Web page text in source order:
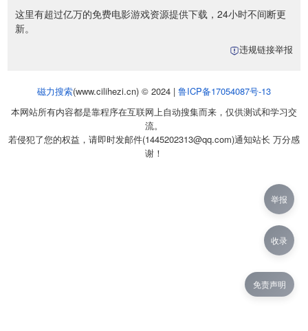
这里有超过亿万的免费电影游戏资源提供下载，24小时不间断更
新。
违规链接举报
磁力搜索(www.cilihezi.cn) © 2024 | 鲁ICP备17054087号-13
本网站所有内容都是靠程序在互联网上自动搜集而来，仅供测试和学习交
流。
若侵犯了您的权益，请即时发邮件(1445202313@qq.com)通知站长 万分感
谢！
免责声明
举报
收录